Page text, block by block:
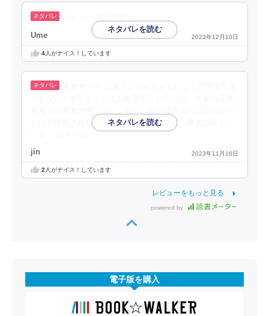
Ume 2023年12月10日
4人がナイス！しています
ルにも指摘されたけど。ゼパルについては、草太の近くに
jin 2023年11月16日
2人がナイス！しています
レビューをもっと見る
powered by
電子版を購入